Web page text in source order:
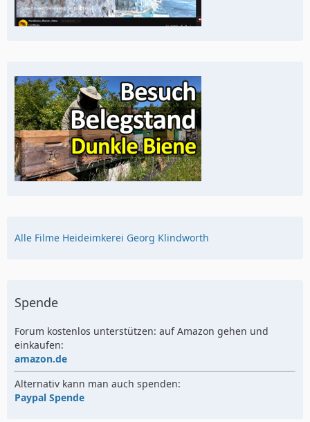
Alle Filme Heideimkerei Georg Klindworth
Spende
Forum kostenlos unterstützen: auf Amazon gehen und
einkaufen:
amazon.de
Alternativ kann man auch spenden:
Paypal Spende